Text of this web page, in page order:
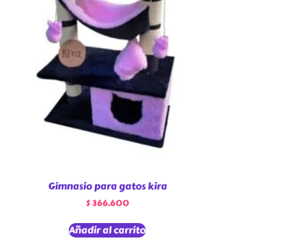
Gimnasio para gatos kira
$366.600
Añadir al carrito